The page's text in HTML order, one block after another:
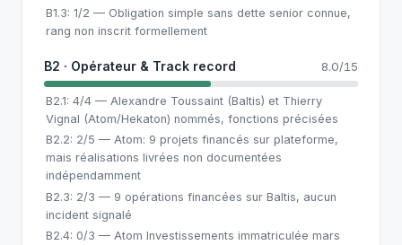
B1.3: 1/2 — Obligation simple sans dette senior connue,
rang non inscrit formellement
B2 · Opérateur & Track record 8.0/15
B2.1: 4/4 — Alexandre Toussaint (Baltis) et Thierry
Vignal (Atom/Hekaton) nommés, fonctions précisées
B2.2: 2/5 — Atom: 9 projets financés sur plateforme,
mais réalisations livrées non documentées
indépendamment
B2.3: 2/3 — 9 opérations financées sur Baltis, aucun
incident signalé
B2.4: 0/3 — Atom Investissements immatriculée mars